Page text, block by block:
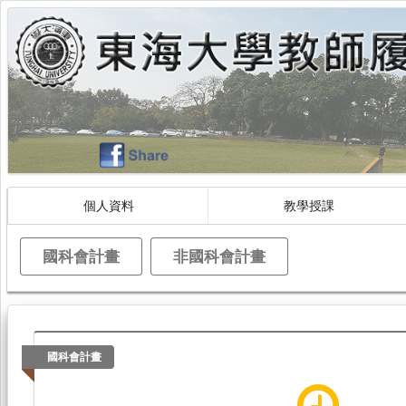
個人資料 教學授課
國科會計畫 非國科會計畫
國科會計畫